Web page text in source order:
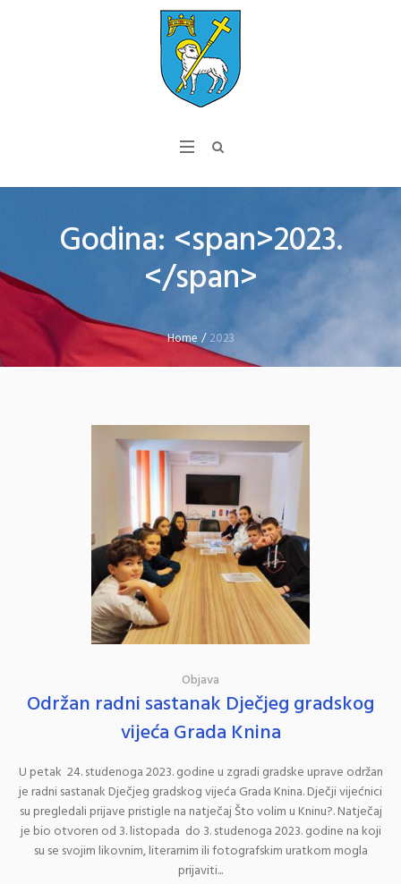
Godina: <span>2023.
</span>
Home /2023
Objava
Održan radni sastanak Dječjeg gradskog
vijeća Grada Knina
U petak 24. studenoga 2023. godine u zgradi gradske uprave održan
je radni sastanak Dječjeg gradskog vijeća Grada Knina. Dječji vijećnici
su pregledali prijave pristigle na natječaj Što volim u Kninu?. Natječaj
je bio otvoren od 3. listopada do 3. studenoga 2023. godine na koji
su se svojim likovnim, literarnim ili fotografskim uratkom mogla
prijaviti...